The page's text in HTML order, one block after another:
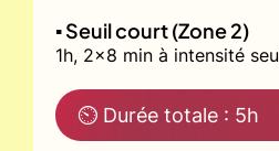
▪️ Seuil court (Zone 2)
1h, 2x8 min à intensité
⏲ Durée totale : 5h